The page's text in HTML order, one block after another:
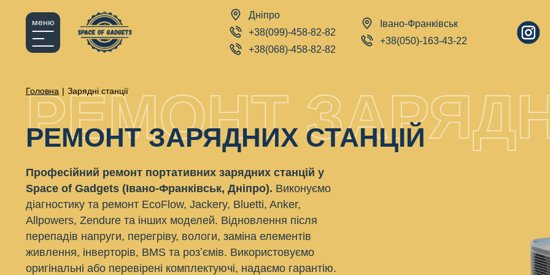
меню
Дніпро
+38(099)-458-82-82
+38(068)-458-82-82
Івано-Франківськ
+38(050)-163-43-22
Головна | Зарядні станції
РЕМОНТ
РЕМОНТ ЗАРЯДНИХ СТАНЦІЙ
Професійний ремонт портативних зарядних станцій у
Space of Gadgets (Івано-Франківськ, Дніпро). Виконуємо
діагностику та ремонт EcoFlow, Jackery, Bluetti, Anker,
Allpowers, Zendure та інших моделей. Відновлення після
перепадів напруги, перегріву, вологи, заміна елементів
живлення, інверторів, BMS та розʼємів. Використовуємо
оригінальні або перевірені комплектуючі, надаємо гарантію.